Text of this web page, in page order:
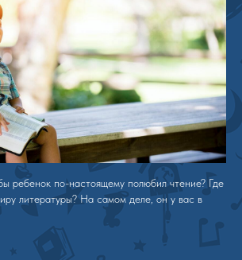
ребенок по-настоящему полюбил чтение? Где
литературы? На самом деле, он у вас в